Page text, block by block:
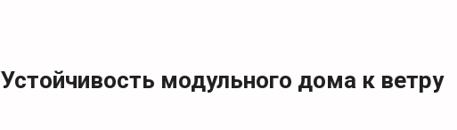
Устойчивость модульного дома к ветру